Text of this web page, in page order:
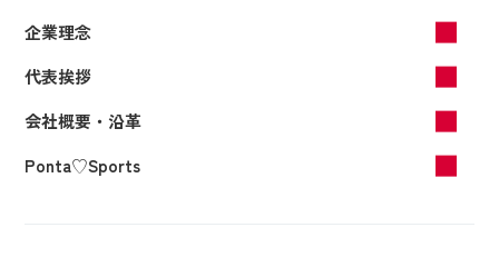
企業理念
代表挨拶
会社概要・沿革
Ponta♡Sports